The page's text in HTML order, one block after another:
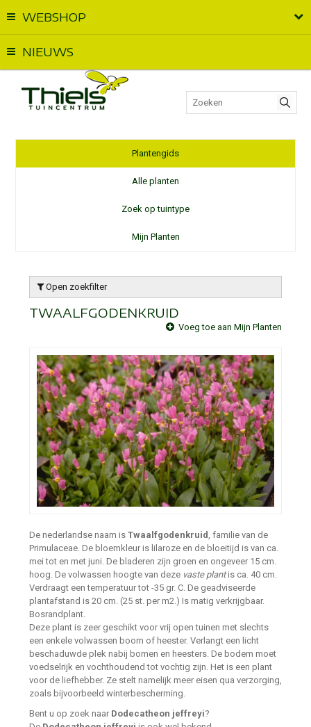
WEBSHOP
NIEUWS
Plantengids
Alle planten
Zoek op tuintype
Mijn Planten
Open zoekfilter
TWAALFGODENKRUID
Voeg toe aan Mijn Planten
De nederlandse naam is Twaalfgodenkruid, familie van de
Primulaceae. De bloemkleur is lilaroze en de bloeitijd is van ca.
mei tot en met juni. De bladeren zijn groen en ongeveer 15 cm.
hoog. De volwassen hoogte van deze vaste plantis ca. 40 cm.
Verdraagt een temperatuur tot -35 gr. C. De geadviseerde
plantafstand is 20 cm. (25 st. per m2.) Is matig verkrijgbaar.
Bosrandplant.
Deze plant is zeer geschikt voor vrij open tuinen met slechts
een enkele volwassen boom of heester. Verlangt een licht
beschaduwde plek nabij bomen en heesters. De bodem moet
voedselrijk en vochthoudend tot vochtig zijn. Het is een plant
voor de liefhebber. Ze stelt namelijk meer eisen qua verzorging,
zoals bijvoorbeeld winterbescherming.
Bent u op zoek naar Dodecatheon jeffreyi?